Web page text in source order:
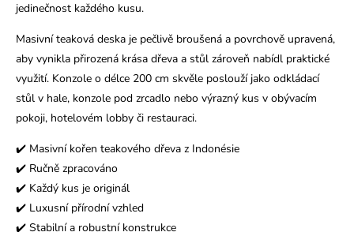
jedinečnost každého kusu.
Masivní teaková deska je pečlivě broušená a povrchově upravená,
aby vynikla přirozená krása dřeva a stůl zároveň nabídl praktické
využití. Konzole o délce 200 cm skvěle poslouží jako odkládací
stůl v hale, konzole pod zrcadlo nebo výrazný kus v obývacím
pokoji, hotelovém lobby či restauraci.
✔️ Masivní kořen teakového dřeva z Indonésie
✔️ Ručně zpracováno
✔️ Každý kus je originál
✔️ Luxusní přírodní vzhled
✔️ Stabilní a robustní konstrukce